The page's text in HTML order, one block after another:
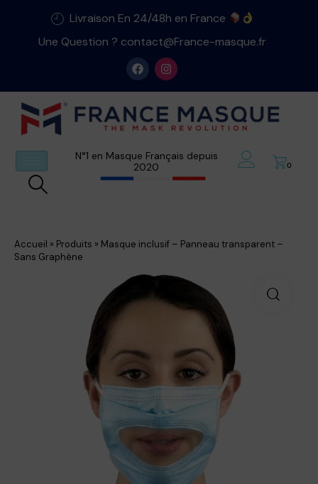
Livraison En 24/48h en France
Une Question ? contact@France-masque.fr
N°1 en Masque Français depuis
2020
0
Accueil » Produits » Masque inclusif – Panneau transparent –
Sans Graphène